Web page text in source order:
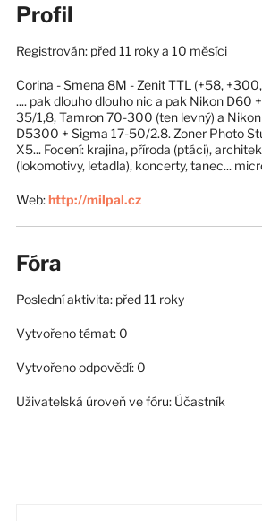
Profil
Registrován: před 11 roky a 10 měsíci
Corina - Smena 8M - Zenit TTL (+58,
.... pak dlouho dlouho nic a pak Nikon D60
35/1,8, Tamron 70-300 (ten levný) a
D5300 + Sigma 17-50/2.8. Zoner Photo
X5... Focení: krajina, příroda (ptáci),
(lokomotivy, letadla), koncerty, tanec...
Web:http://milpal.cz
Fóra
Poslední aktivita: před 11 roky
Vytvořeno témat: 0
Vytvořeno odpovědí: 0
Uživatelská úroveň ve fóru: Účastník